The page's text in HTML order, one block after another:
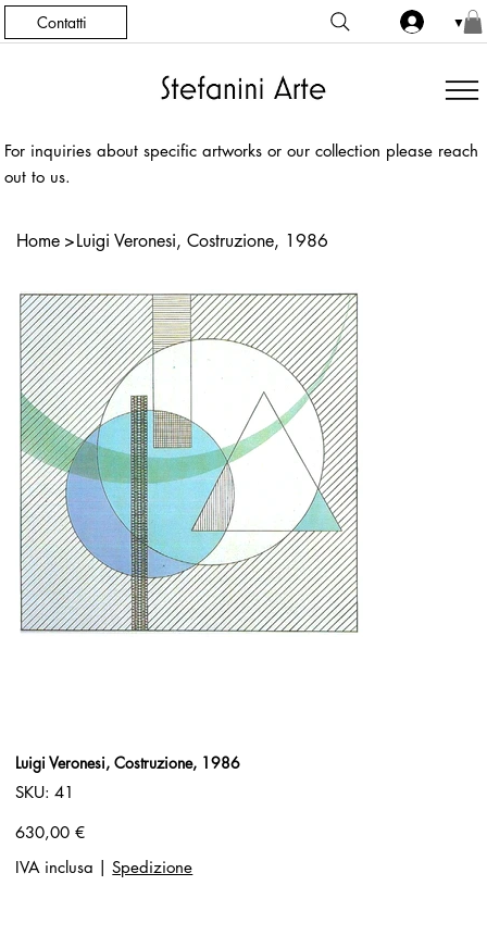
Contatti ▼
For inquiries about specific artworks or our collection please reach
out to us.
Home >Luigi Veronesi, Costruzione, 1986
Luigi Veronesi, Costruzione, 1986
SKU:
SKU
41
41
Prezzo
630,00 €
IVA inclusa
Spedizione